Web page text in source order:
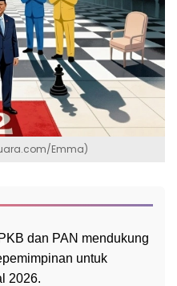
Emma)
dan PAN mendukung
untuk
2026.